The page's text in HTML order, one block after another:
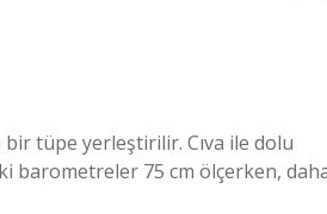
bir tüpe yerleştirilir. Cıva ile dolu
barometreler 75 cm ölçerken,